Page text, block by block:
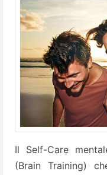
Il Self-Care
(Brain Training)